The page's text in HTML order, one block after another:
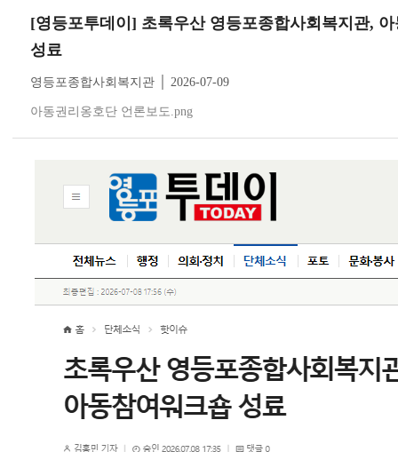
[영등포투데이] 초록우산 영등포종합사회복지관,
성료
영등포종합사회복지관 │ 2026-07-09
아동권리옹호단 언론보도.png